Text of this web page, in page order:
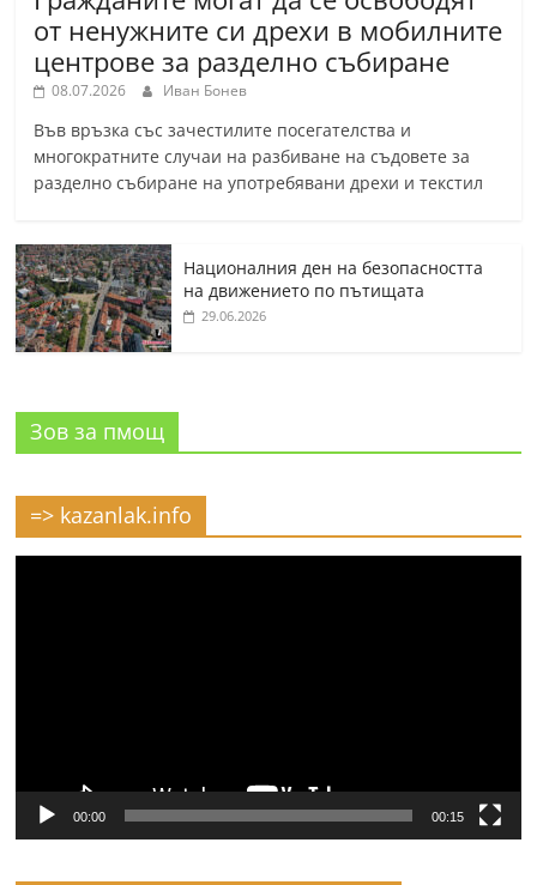
от ненужните си дрехи в мобилните
центрове за разделно събиране
08.07.2026 Иван Бонев
Във връзка със зачестилите посегателства и
многократните случаи на разбиване на съдовете за
разделно събиране на употребявани дрехи и текстил
Националния ден на безопасността
на движението по пътищата
29.06.2026
Зов за пмощ
=> kazanlak.info
00:00 00:15